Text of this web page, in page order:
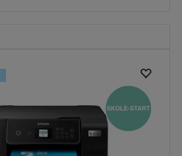
gælder til og med den 30.08.2026.
SE ALLE TILBUD